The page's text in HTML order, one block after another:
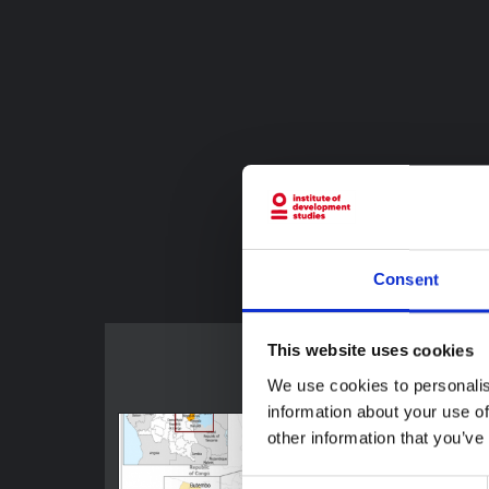
Consent
This website uses cookies
We use cookies to
information about your use
other information that